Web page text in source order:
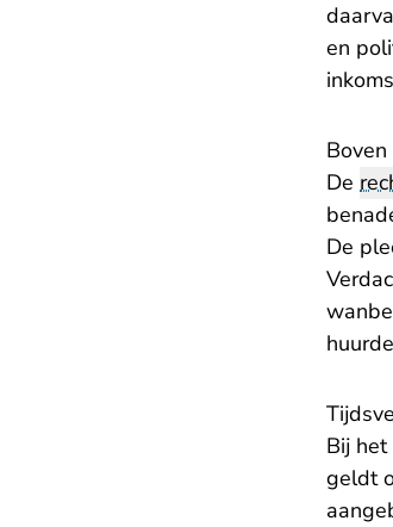
en
De
De
Bij
geldt